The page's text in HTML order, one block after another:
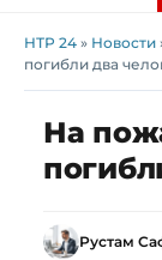
НТР 24 » Новости
погибли два
На
Рустам